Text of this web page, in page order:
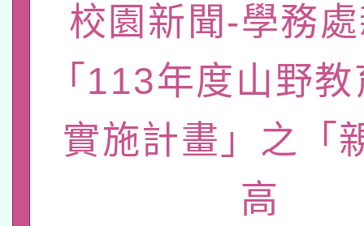
pilot」
有關大陸委員會函釋公
薪期間赴陸應申請許可
轉知經濟部水利署委託
用水績優單位及節水達
115年8月22日(星期六
桃園市孔廟祈福系列
開 智慧啟航」
2026年桃園地景藝術
本校115學年度第2次
校園新聞-學務
「113年度山野
實施計畫」之「
高